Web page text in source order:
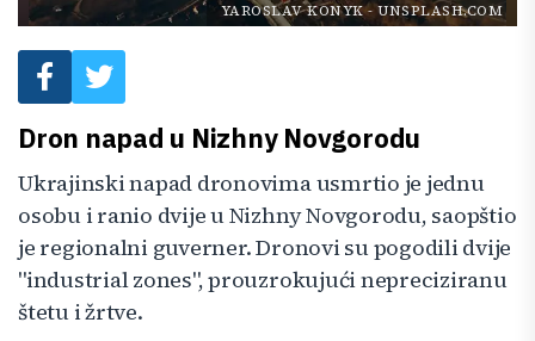
YAROSLAV KONYK- UNSPLASH.COM
Dron napad u Nizhny Novgorodu
Ukrajinski napad dronovima usmrtio je jednu
osobu i ranio dvije u Nizhny Novgorodu, saopštio
je regionalni guverner. Dronovi su pogodili dvije
"industrial zones", prouzrokujući nepreciziranu
štetu i žrtve.